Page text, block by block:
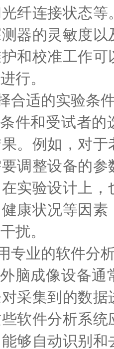
纤连接状态
器的灵敏度
和校准工作
行。
合适的实验条
和受试者的
。例如，对
调整设备的
实验设计上
康状况等因
扰。
专业的软件分
成像设备通
采集到的数
软件分析系
够自动识别